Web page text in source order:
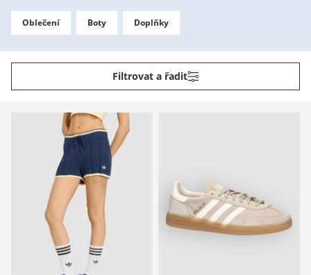
Oblečení Boty Doplňky
Filtrovat a řadit